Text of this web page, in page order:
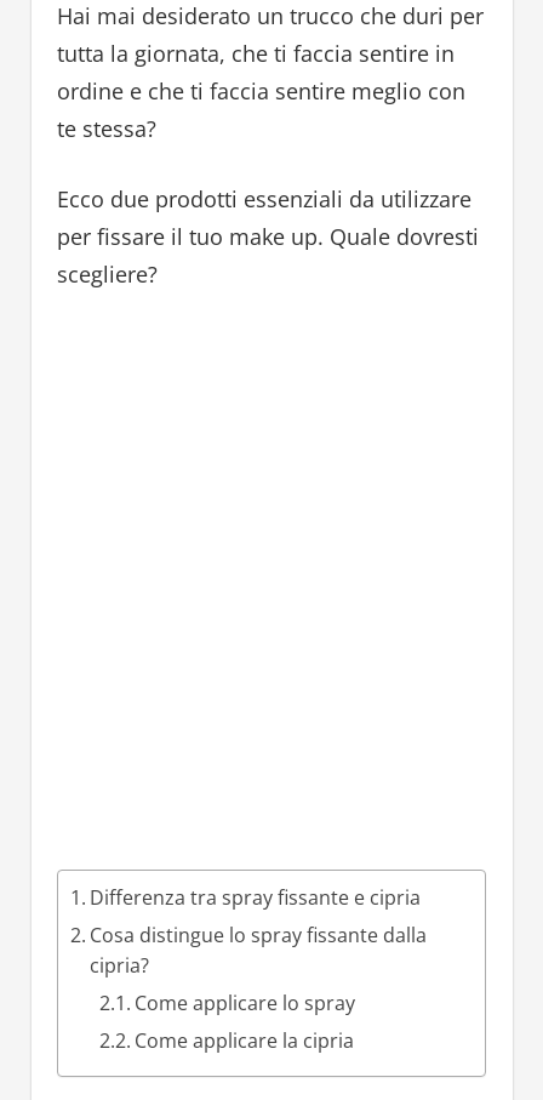
Hai mai desiderato un trucco che duri per
tutta la giornata, che ti faccia sentire in
ordine e che ti faccia sentire meglio con
te stessa?
Ecco due prodotti essenziali da utilizzare
per fissare il tuo make up. Quale dovresti
scegliere?
Differenza tra spray fissante e cipria
Cosa distingue lo spray fissante dalla
cipria?
Come applicare lo spray
Come applicare la cipria